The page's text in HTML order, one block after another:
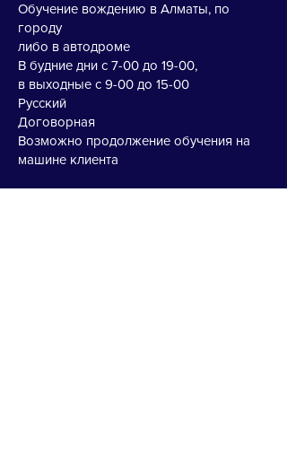
Обучение вождению в Алматы, по
городу
либо в автодроме
В будние дни с 7-00 до 19-00,
в выходные с 9-00 до 15-00
Русский
Договорная
Возможно продолжение обучения на
машине клиента